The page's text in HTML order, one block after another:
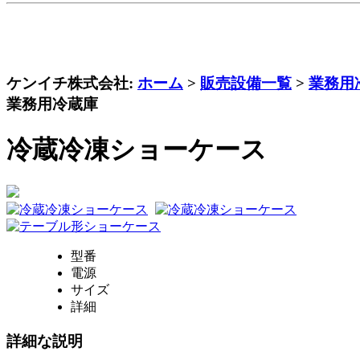
ケンイチ株式会社: ホーム > 販売設備一覧 > 業務用
業務用冷蔵庫
冷蔵冷凍ショーケース
型番
電源
サイズ
詳細
詳細な説明